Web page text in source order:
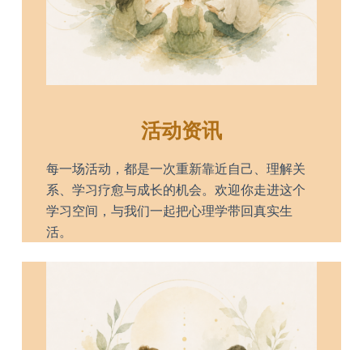
活动资讯
每一场活动，都是一次重新靠近自己、理解关
系、学习疗愈与成长的机会。欢迎你走进这个
学习空间，与我们一起把心理学带回真实生
活。